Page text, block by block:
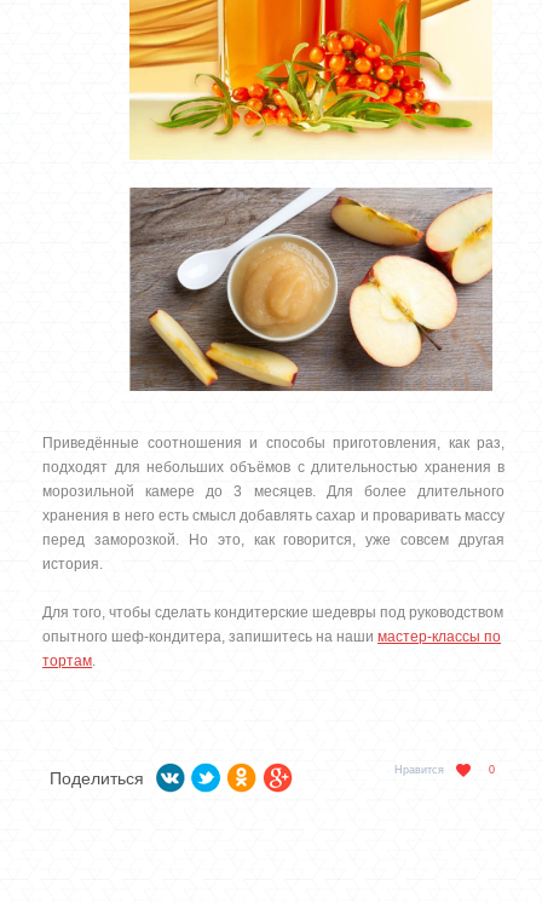
Приведённые соотношения и способы приготовления, как раз,
подходят для небольших объёмов с длительностью хранения в
морозильной камере до 3 месяцев. Для более длительного
хранения в него есть смысл добавлять сахар и проваривать массу
перед заморозкой. Но это, как говорится, уже совсем другая
история.
Для того, чтобы сделать кондитерские шедевры под руководством
опытного шеф-кондитера, запишитесь на нашимастер-классы по
тортам.
Поделиться Нравится 0